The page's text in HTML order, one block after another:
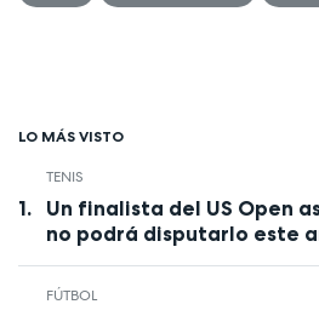
LO MÁS VISTO
TENIS
Un finalista del US Open
no podrá disputarlo este
FÚTBOL